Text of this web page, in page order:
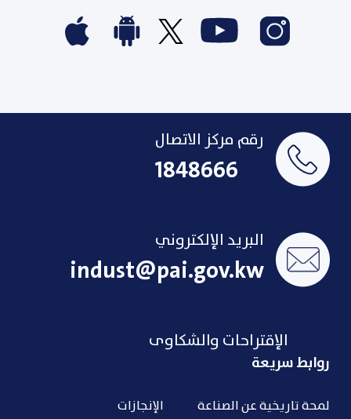
رقم مركز الاتصال
1848666
البريد الإلكتروني
indust@pai.gov.kw
الإقتراحات والشكاوى
روابط سريعة
لمحة تاريخية عن الصناعة الإنجازات